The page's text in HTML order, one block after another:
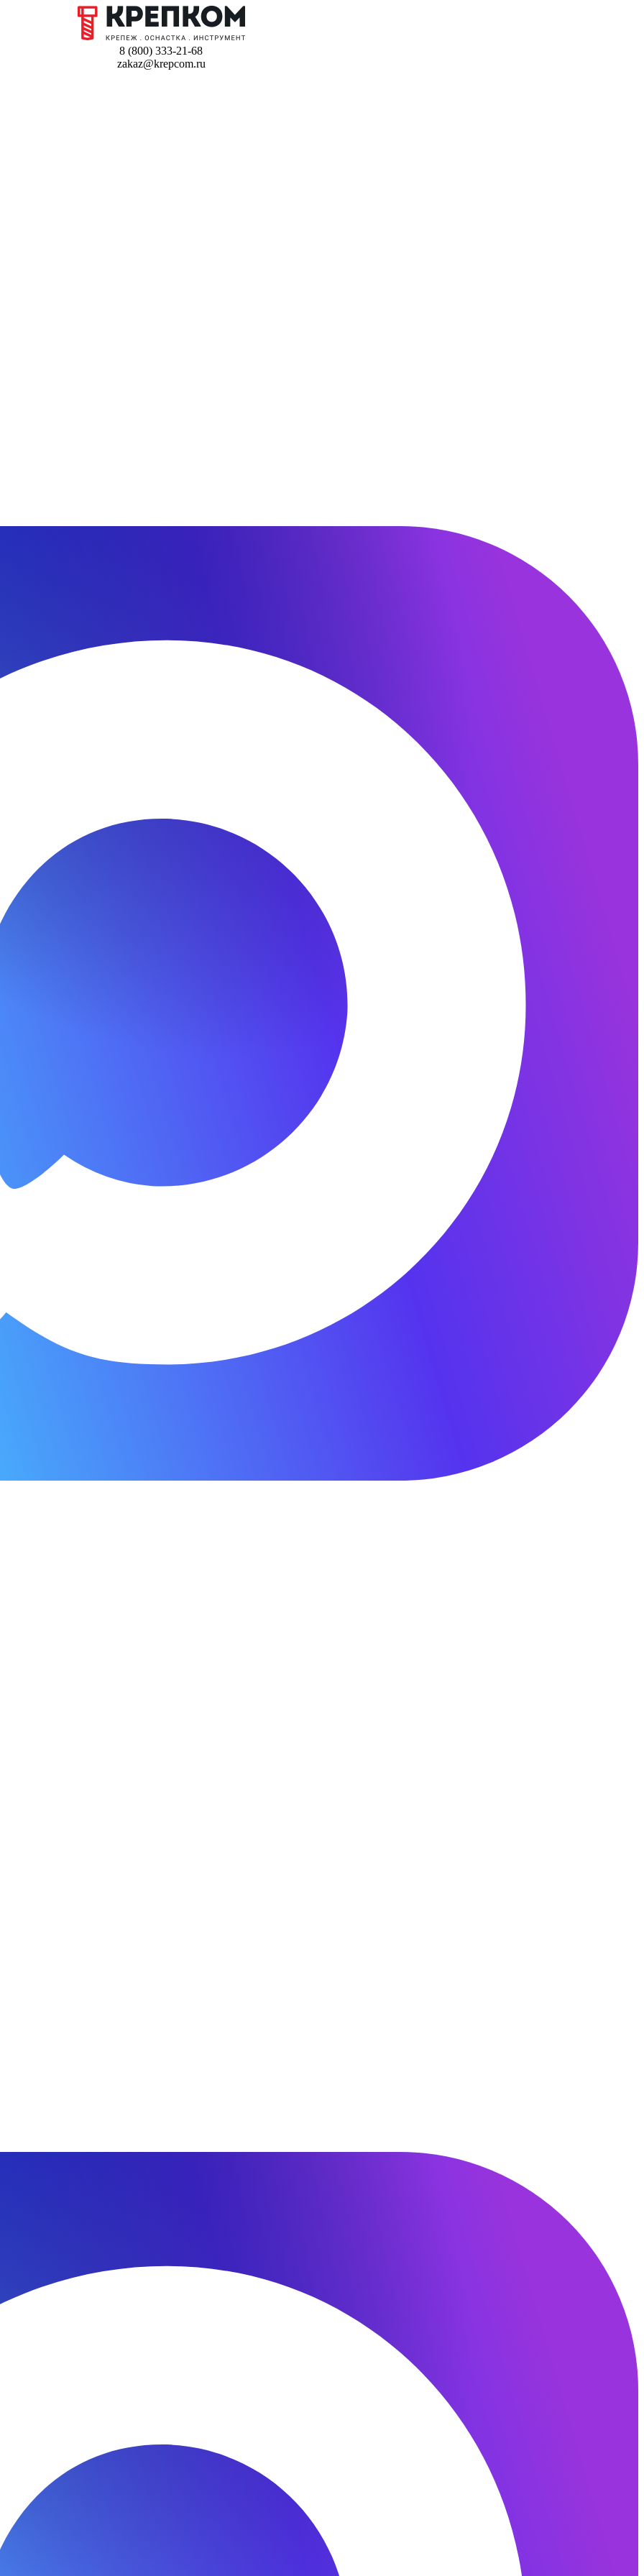
8 (800) 333-21-68
zakaz@krepcom.ru